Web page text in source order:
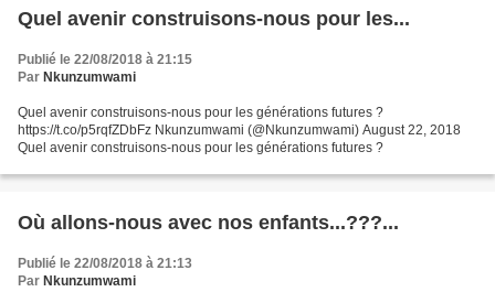
Quel avenir construisons-nous pour les...
Publié le 22/08/2018 à 21:15
Par Nkunzumwami
Quel avenir construisons-nous pour les générations futures ?
https://t.co/p5rqfZDbFz Nkunzumwami (@Nkunzumwami) August 22, 2018
Quel avenir construisons-nous pour les générations futures ?
Où allons-nous avec nos enfants...???...
Publié le 22/08/2018 à 21:13
Par Nkunzumwami